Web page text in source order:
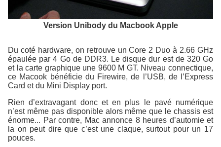
Version Unibody du Macbook Apple
Du coté hardware, on retrouve un Core 2 Duo à 2.66 GHz
épaulée par 4 Go de DDR3. Le disque dur est de 320 Go
et la carte graphique une 9600 M GT. Niveau connectique,
ce Macook bénéficie du Firewire, de l’USB, de l’Express
Card et du Mini Display port.
Rien d’extravagant donc et en plus le pavé numérique
n’est même pas disponible alors même que le chassis est
énorme... Par contre, Mac annonce 8 heures d’automie et
la on peut dire que c’est une claque, surtout pour un 17
pouces.